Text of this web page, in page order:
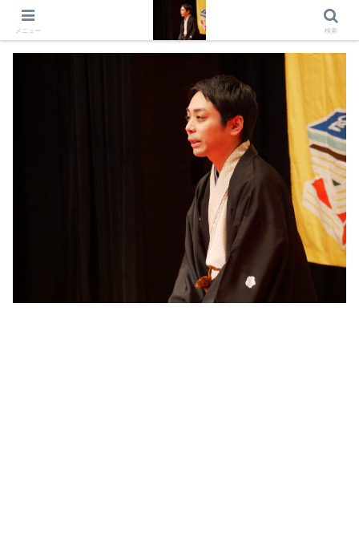
出演情報 出演依頼 日記 プロフィール
メニュー 検索